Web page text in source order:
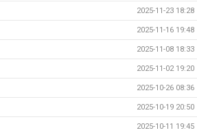
2025-11-23 18:28
2025-11-16 19:48
2025-11-08 18:33
2025-11-02 19:20
2025-10-26 08:36
2025-10-19 20:50
2025-10-11 19:45